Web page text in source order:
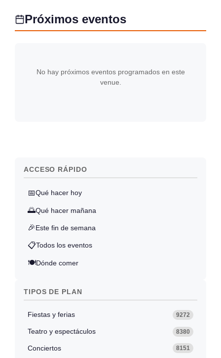
Próximos eventos
No hay próximos eventos programados en este
venue.
ACCESO RÁPIDO
📅Qué hacer hoy
🌅Qué hacer mañana
🎉Este fin de semana
📋Todos los eventos
🍽️Dónde comer
TIPOS DE PLAN
Fiestas y ferias 9272
Teatro y espectáculos 8380
Conciertos 8151